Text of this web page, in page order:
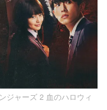
ジャーズ 2 血のハロウィ